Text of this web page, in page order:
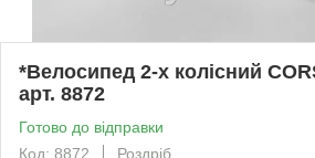
*Велосипед 2-х колісний
арт. 8872
Готово до відправки
Код: 8872
Роздріб